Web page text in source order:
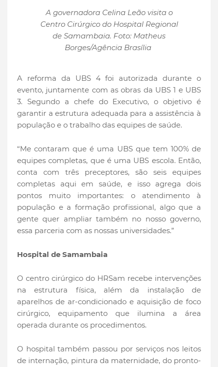
A governadora Celina Leão visita o
Centro Cirúrgico do Hospital Regional
de Samambaia. Foto: Matheus
Borges/Agência Brasília
A reforma da UBS 4 foi autorizada durante o
evento, juntamente com as obras da UBS 1 e UBS
3. Segundo a chefe do Executivo, o objetivo é
garantir a estrutura adequada para a assistência à
população e o trabalho das equipes de saúde.
“Me contaram que é uma UBS que tem 100% de
equipes completas, que é uma UBS escola. Então,
conta com três preceptores, são seis equipes
completas aqui em saúde, e isso agrega dois
pontos muito importantes: o atendimento à
população e a formação profissional, algo que a
gente quer ampliar também no nosso governo,
essa parceria com as nossas universidades.”
Hospital de Samambaia
O centro cirúrgico do HRSam recebe intervenções
na estrutura física, além da instalação de
aparelhos de ar-condicionado e aquisição de foco
cirúrgico, equipamento que ilumina a área
operada durante os procedimentos.
O hospital também passou por serviços nos leitos
de internação, pintura da maternidade, do pronto-